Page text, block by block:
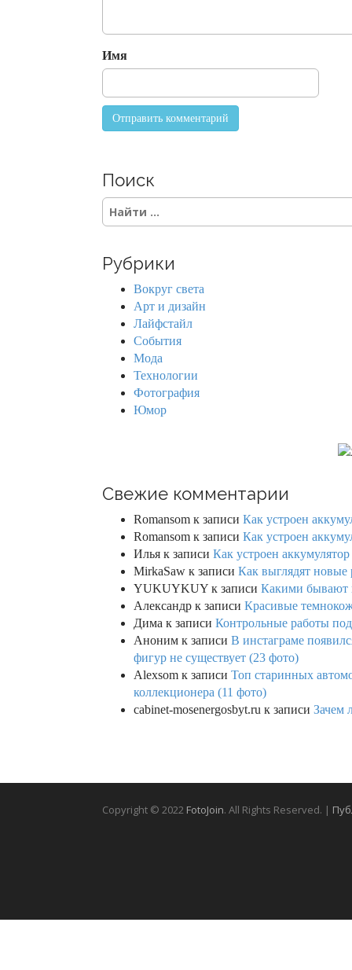
n
Имя
Поиск
S
c
Рубрики
Вокруг света
Арт и дизайн
Лайфстайл
События
Мода
Технологии
Фотография
Юмор
Свежие комментарии
Romansom к записи Как устроен
Romansom к записи Как устроен
Илья к записи Как устроен
MirkaSaw к записи Как выглядят новые
YUKUYKUY к записи Какими бывают
Александр к записи Красивые
Дима к записи Контрольные работы
Аноним к записи В инстаграме
фигур не существует (23 фото)
Alexsom к записи Топ старинных
коллекционера (11 фото)
cabinet-mosenergosbyt.ru к записи Зачем
Copyright © 2022 FotoJoin. All Rights Reserved. |